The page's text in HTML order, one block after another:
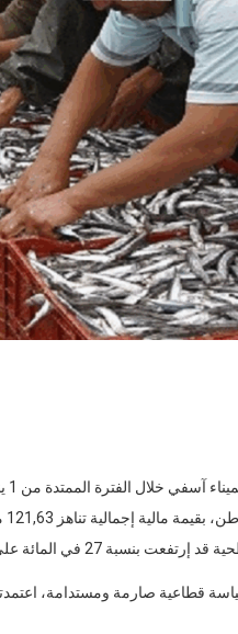
مستوى الحجم و39 في المائة على مستوى القيمة.
قطاعية صارمة ومستدامة،